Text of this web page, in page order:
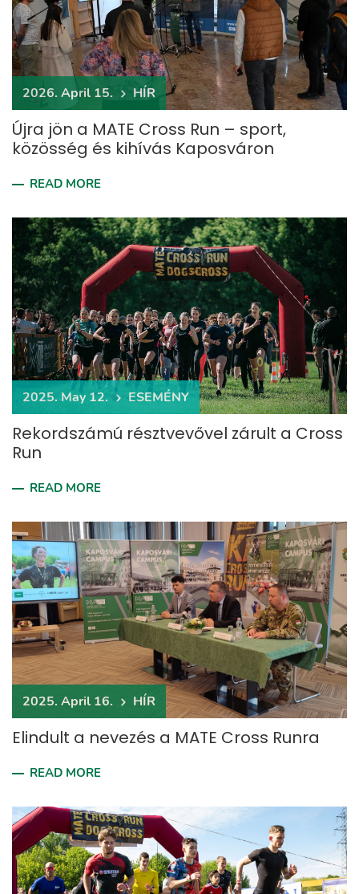
2026. April 15. HÍR
Újra jön a MATE Cross Run – sport,
közösség és kihívás Kaposváron
READ MORE
2025. May 12. ESEMÉNY
Rekordszámú résztvevővel zárult a Cross
Run
READ MORE
2025. April 16. HÍR
Elindult a nevezés a MATE Cross Runra
READ MORE